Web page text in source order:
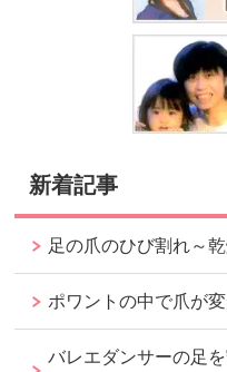
新着記事
足の爪のひび割れ～
ポワントの中で爪が
バレエダンサーの足